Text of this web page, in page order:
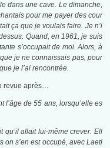
dans une cave. Le dimanche,
pour me payer des cour
ça que je voulais faire. Je n’i
Quand, en 1961, je suis
s’occupait de moi. Alors, à
je ne connaissais pas, pour
je l’ai rencontrée.
revue après…
l’âge de 55 ans, lorsqu’elle es
qu’il allait lui-même crever. Ell
on s’en est occupé, avec Laeti